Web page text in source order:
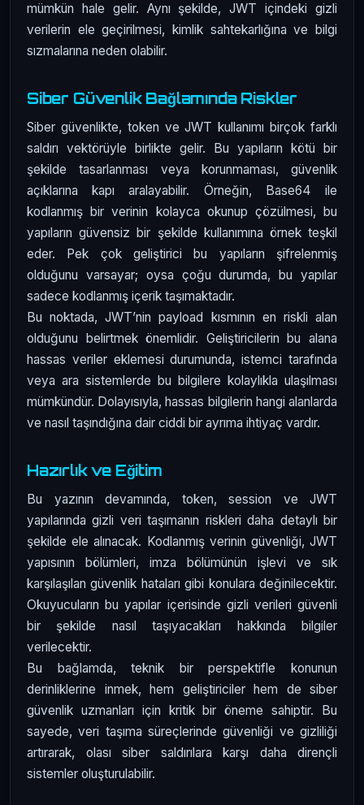
mümkün hale gelir. Aynı şekilde, JWT içindeki gizli
verilerin ele geçirilmesi, kimlik sahtekarlığına ve bilgi
sızmalarına neden olabilir.
Siber Güvenlik Bağlamında Riskler
Siber güvenlikte, token ve JWT kullanımı birçok farklı
saldırı vektörüyle birlikte gelir. Bu yapıların kötü bir
şekilde tasarlanması veya korunmaması, güvenlik
açıklarına kapı aralayabilir. Örneğin, Base64 ile
kodlanmış bir verinin kolayca okunup çözülmesi, bu
yapıların güvensiz bir şekilde kullanımına örnek teşkil
eder. Pek çok geliştirici bu yapıların şifrelenmiş
olduğunu varsayar; oysa çoğu durumda, bu yapılar
sadece kodlanmış içerik taşımaktadır.
Bu noktada, JWT’nin payload kısmının en riskli alan
olduğunu belirtmek önemlidir. Geliştiricilerin bu alana
hassas veriler eklemesi durumunda, istemci tarafında
veya ara sistemlerde bu bilgilere kolaylıkla ulaşılması
mümkündür. Dolayısıyla, hassas bilgilerin hangi alanlarda
ve nasıl taşındığına dair ciddi bir ayrıma ihtiyaç vardır.
Hazırlık ve Eğitim
Bu yazının devamında, token, session ve JWT
yapılarında gizli veri taşımanın riskleri daha detaylı bir
şekilde ele alınacak. Kodlanmış verinin güvenliği, JWT
yapısının bölümleri, imza bölümünün işlevi ve sık
karşılaşılan güvenlik hataları gibi konulara değinilecektir.
Okuyucuların bu yapılar içerisinde gizli verileri güvenli
bir şekilde nasıl taşıyacakları hakkında bilgiler
verilecektir.
Bu bağlamda, teknik bir perspektifle konunun
derinliklerine inmek, hem geliştiriciler hem de siber
güvenlik uzmanları için kritik bir öneme sahiptir. Bu
sayede, veri taşıma süreçlerinde güvenliği ve gizliliği
artırarak, olası siber saldırılara karşı daha dirençli
sistemler oluşturulabilir.